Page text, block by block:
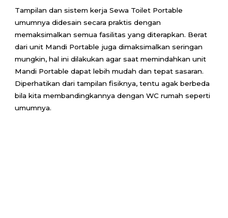
Tampilan dan sistem kerja Sewa Toilet Portable
umumnya didesain secara praktis dengan
memaksimalkan semua fasilitas yang diterapkan. Berat
dari unit Mandi Portable juga dimaksimalkan seringan
mungkin, hal ini dilakukan agar saat memindahkan unit
Mandi Portable dapat lebih mudah dan tepat sasaran.
Diperhatikan dari tampilan fisiknya, tentu agak berbeda
bila kita membandingkannya dengan WC rumah seperti
umumnya.